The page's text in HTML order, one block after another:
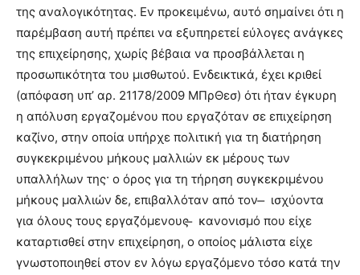
της αναλογικότητας. Εν προκειμένω, αυτό σημαίνει ότι η
παρέμβαση αυτή πρέπει να εξυπηρετεί εύλογες ανάγκες
της επιχείρησης, χωρίς βέβαια να προσβάλλεται η
προσωπικότητα του μισθωτού. Ενδεικτικά, έχει κριθεί
(απόφαση υπ’ αρ. 21178/2009 ΜΠρΘεσ) ότι ήταν έγκυρη
η απόλυση εργαζομένου που εργαζόταν σε επιχείρηση
καζίνο, στην οποία υπήρχε πολιτική για τη διατήρηση
συγκεκριμένου μήκους μαλλιών εκ μέρους των
υπαλλήλων της· ο όρος για τη τήρηση συγκεκριμένου
μήκους μαλλιών δε, επιβαλλόταν από τον ̶ ισχύοντα
για όλους τους εργαζόμενους ̶ κανονισμό που είχε
καταρτισθεί στην επιχείρηση, ο οποίος μάλιστα είχε
γνωστοποιηθεί στον εν λόγω εργαζόμενο τόσο κατά την